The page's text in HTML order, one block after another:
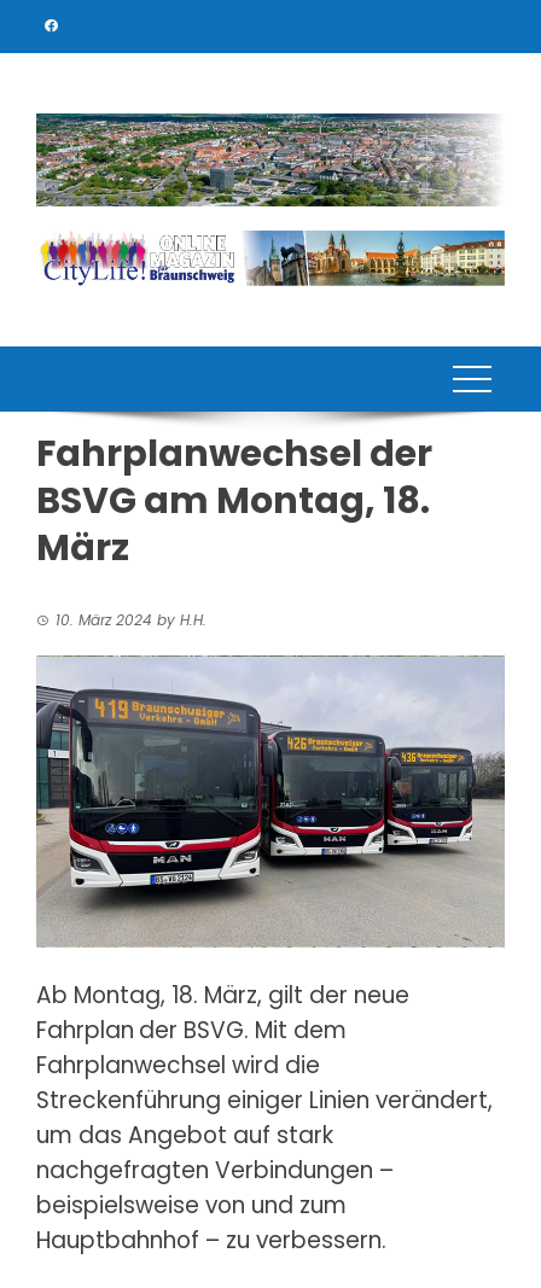
Fahrplanwechsel der
BSVG am Montag, 18.
März
10. März 2024 by H.H.
Ab Montag, 18. März, gilt der neue
Fahrplan der BSVG. Mit dem
Fahrplanwechsel wird die
Streckenführung einiger Linien verändert,
um das Angebot auf stark
nachgefragten Verbindungen –
beispielsweise von und zum
Hauptbahnhof – zu verbessern.